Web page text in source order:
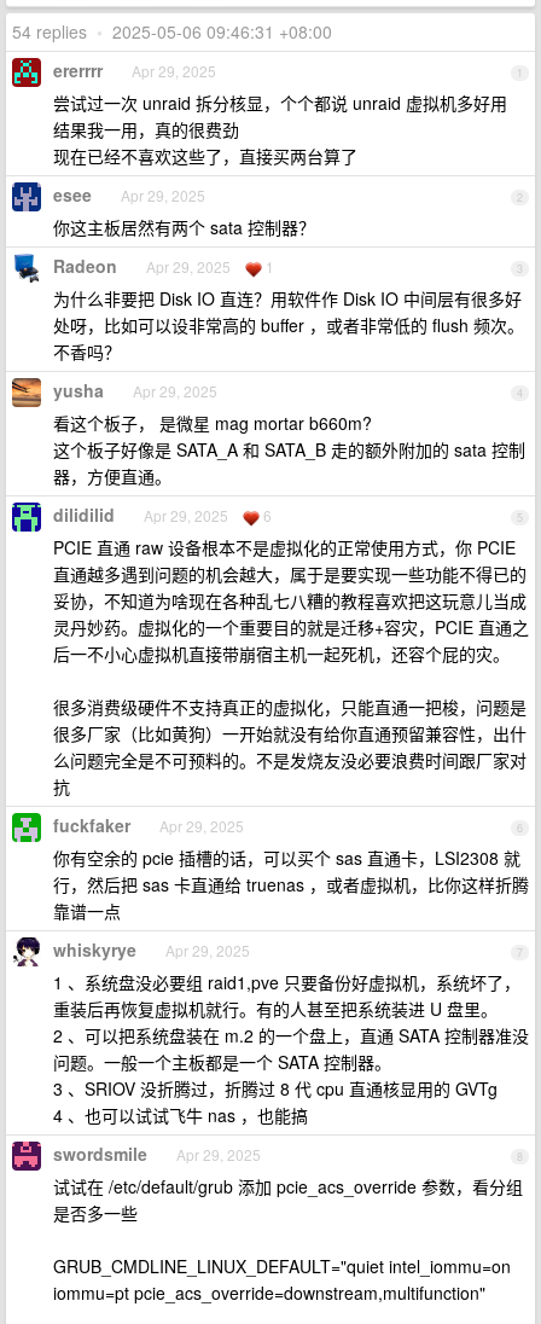
54 replies • 2025-05-06 09:46:31 +08:00
1
ererrrr Apr 29, 2025
尝试过一次 unraid 拆分核显，个个都说 unraid 虚拟机多好用
结果我一用，真的很费劲
现在已经不喜欢这些了，直接买两台算了
2
esee Apr 29, 2025
你这主板居然有两个 sata 控制器？
3
Radeon Apr 29, 2025 1
为什么非要把 Disk IO 直连？用软件作 Disk IO 中间层有很多好
处呀，比如可以设非常高的 buffer ，或者非常低的 flush 频次。
不香吗？
4
yusha Apr 29, 2025
看这个板子， 是微星 mag mortar b660m?
这个板子好像是 SATA_A 和 SATA_B 走的额外附加的 sata 控制
器，方便直通。
5
dilidilid Apr 29, 2025 6
PCIE 直通 raw 设备根本不是虚拟化的正常使用方式，你 PCIE
直通越多遇到问题的机会越大，属于是要实现一些功能不得已的
妥协，不知道为啥现在各种乱七八糟的教程喜欢把这玩意儿当成
灵丹妙药。虚拟化的一个重要目的就是迁移+容灾，PCIE 直通之
后一不小心虚拟机直接带崩宿主机一起死机，还容个屁的灾。
很多消费级硬件不支持真正的虚拟化，只能直通一把梭，问题是
很多厂家（比如黄狗）一开始就没有给你直通预留兼容性，出什
么问题完全是不可预料的。不是发烧友没必要浪费时间跟厂家对
抗
6
fuckfaker Apr 29, 2025
你有空余的 pcie 插槽的话，可以买个 sas 直通卡，LSI2308 就
行，然后把 sas 卡直通给 truenas ，或者虚拟机，比你这样折腾
靠谱一点
7
whiskyrye Apr 29, 2025
1 、系统盘没必要组 raid1,pve 只要备份好虚拟机，系统坏了，
重装后再恢复虚拟机就行。有的人甚至把系统装进 U 盘里。
2 、可以把系统盘装在 m.2 的一个盘上，直通 SATA 控制器准没
问题。一般一个主板都是一个 SATA 控制器。
3 、SRIOV 没折腾过，折腾过 8 代 cpu 直通核显用的 GVTg
4 、也可以试试飞牛 nas ，也能搞
8
swordsmile Apr 29, 2025
试试在 /etc/default/grub 添加 pcie_acs_override 参数，看分组
是否多一些
GRUB_CMDLINE_LINUX_DEFAULT="quiet intel_iommu=on
iommu=pt pcie_acs_override=downstream,multifunction"